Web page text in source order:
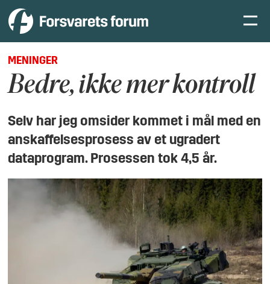
MENINGER
Bedre, ikke mer kontroll
Selv har jeg omsider kommet i mål med en
anskaffelsesprosess av et ugradert
dataprogram. Prosessen tok 4,5 år.